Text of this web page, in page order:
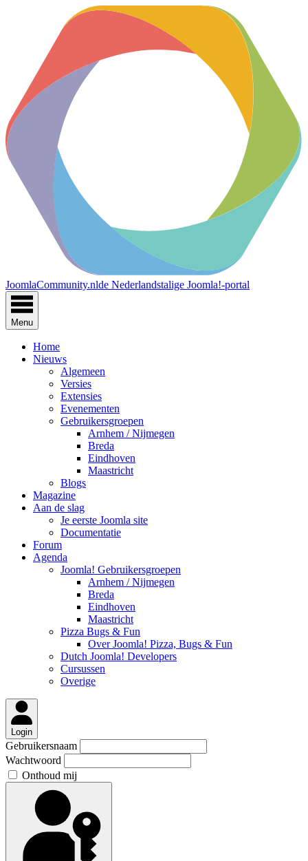
JoomlaCommunity.nlde Nederlandstalige Joomla!-portal
Menu
Home
Nieuws
Algemeen
Versies
Extensies
Evenementen
Gebruikersgroepen
Arnhem / Nijmegen
Breda
Eindhoven
Maastricht
Blogs
Magazine
Aan de slag
Je eerste Joomla site
Documentatie
Forum
Agenda
Joomla! Gebruikersgroepen
Arnhem / Nijmegen
Breda
Eindhoven
Maastricht
Pizza Bugs & Fun
Over Joomla! Pizza, Bugs & Fun
Dutch Joomla! Developers
Cursussen
Overige
Login
Gebruikersnaam
Wachtwoord
Onthoud mij